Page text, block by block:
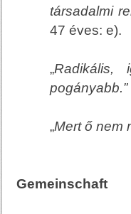
társadalmi
47 éves: e).
„
pogányabb.”
„Mert ő nem
Gemeinschaft